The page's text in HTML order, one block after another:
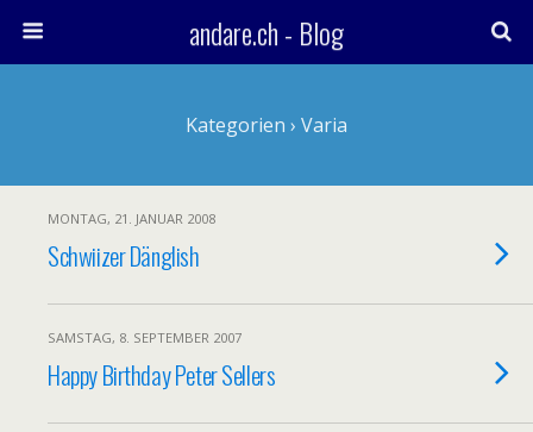
andare.ch - Blog
Kategorien › Varia
MONTAG, 21. JANUAR 2008
Schwiizer Dänglish
SAMSTAG, 8. SEPTEMBER 2007
Happy Birthday Peter Sellers